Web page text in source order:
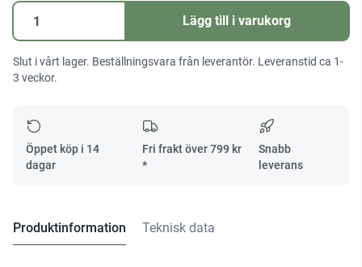
Slippapper
Granat
P100
Lägg till i varukorg
Slut i vårt lager. Beställningsvara från leverantör. Leveranstid ca 1-
3 veckor.
Öppet köp i 14
dagar
Fri frakt över799 kr
*
Snabb
leverans
Produktinformation Teknisk data